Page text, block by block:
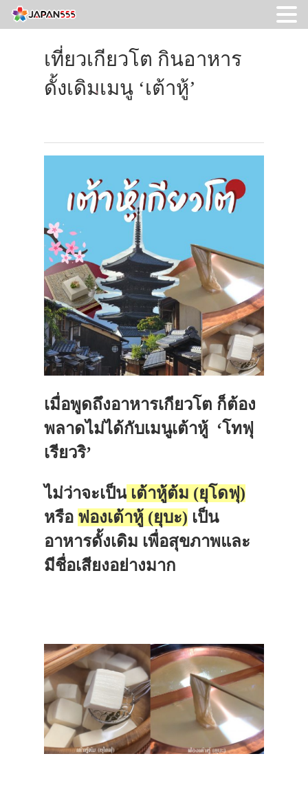
เที่ยวเกียวโต กินอาหาร
ดั้งเดิมเมนู ‘เต้าหู้’
เมื่อพูดถึงอาหารเกียวโต ก็ต้อง
พลาดไม่ได้กับเมนูเต้าหู้ ‘โทฟุ
เรียวริ’
ไม่ว่าจะเป็น เต้าหู้ต้ม (ยุโดฟุ)
หรือ ฟองเต้าหู้ (ยุบะ) เป็น
อาหารดั้งเดิม เพื่อสุขภาพและ
มีชื่อเสียงอย่างมาก